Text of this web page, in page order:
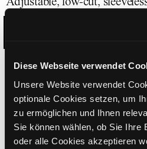
Diese Webseite verwendet
Unsere Website verwendet
optionale Cookies setzen, um
zu ermöglichen und Ihnen
Sie können wählen, ob Sie Ihre
oder alle Cookies akzeptieren
CHOOSE SIZE
99 incl. VAT / excl. shipping
PLEASE CHOOSE A SIZE